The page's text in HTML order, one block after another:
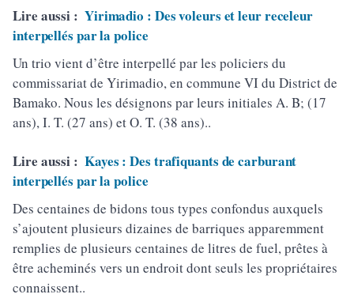
Lire aussi : Yirimadio : Des voleurs et leur receleur
interpellés par la police
Un trio vient d’être interpellé par les policiers du
commissariat de Yirimadio, en commune VI du District de
Bamako. Nous les désignons par leurs initiales A. B; (17
ans), I. T. (27 ans) et O. T. (38 ans)..
Lire aussi : Kayes : Des trafiquants de carburant
interpellés par la police
Des centaines de bidons tous types confondus auxquels
s’ajoutent plusieurs dizaines de barriques apparemment
remplies de plusieurs centaines de litres de fuel, prêtes à
être acheminés vers un endroit dont seuls les propriétaires
connaissent..